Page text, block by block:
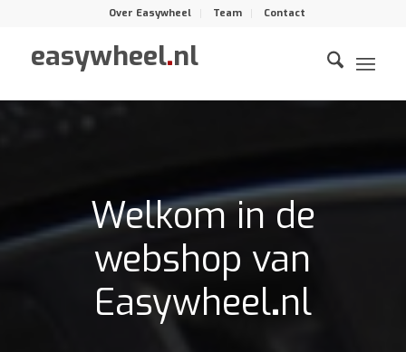
Over Easywheel Team Contact
easywheel.nl
Welkom in de
webshop van
Easywheel.nl